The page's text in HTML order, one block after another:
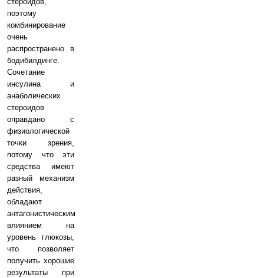
поэтому
комбинирование
очень
распространено в
бодибилдинге.
Сочетание
инсулина и
анаболических
стероидов
оправдано с
физиологической
точки зрения,
потому что эти
средства имеют
разный механизм
действия,
обладают
антагонистическим
влиянием на
уровень глюкозы,
что позволяет
получить хорошие
результаты при